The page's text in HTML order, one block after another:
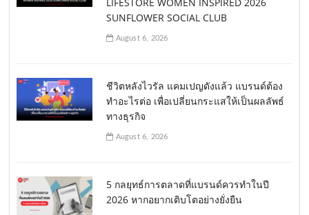
SUNFLOWER SOCIAL CLUB
August 6, 2026
ชีวิตหลังไวรัล แคมเปญดังแล้ว แบรนด์ต้อง
ทำอะไรต่อ เพื่อเปลี่ยนกระแสให้เป็นผลลัพธ์
ทางธุรกิจ
August 6, 2026
5 กลยุทธ์การตลาดที่แบรนด์ควรทำในปี
2026 หากอยากเติบโตอย่างยั่งยืน